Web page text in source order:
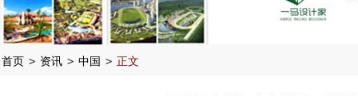
首页 > 资讯 > 中国 > 正文